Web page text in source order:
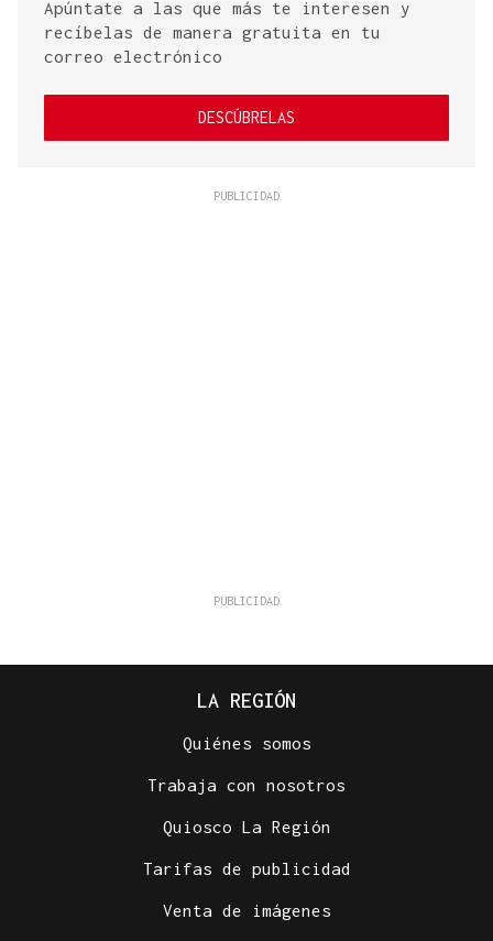
Apúntate a las que más te interesen y
recíbelas de manera gratuita en tu
correo electrónico
DESCÚBRELAS
LA REGIÓN
Quiénes somos
Trabaja con nosotros
Quiosco La Región
Tarifas de publicidad
Venta de imágenes